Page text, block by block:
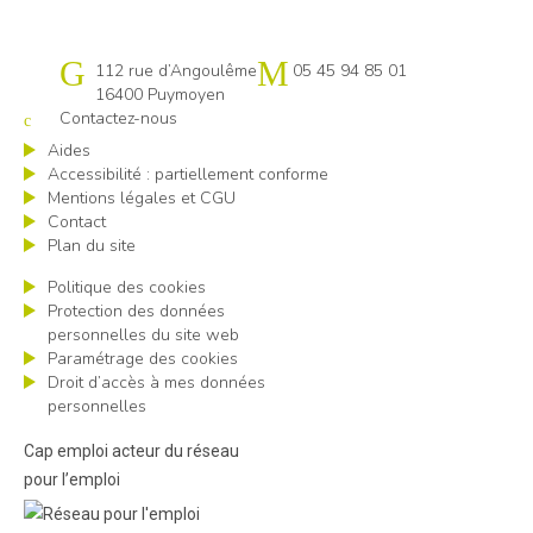
Cap emploi 16
112 rue d’Angoulême
16400 Puymoyen
05 45 94 85 01
Contactez-nous
Aides
Accessibilité : partiellement conforme
Mentions légales et CGU
Contact
Plan du site
Politique des cookies
Protection des données
personnelles du site web
Paramétrage des cookies
Droit d’accès à mes données
personnelles
Cap emploi acteur du réseau
pour l’emploi